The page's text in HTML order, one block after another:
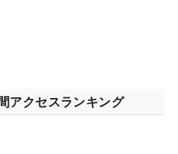
アクセスランキング